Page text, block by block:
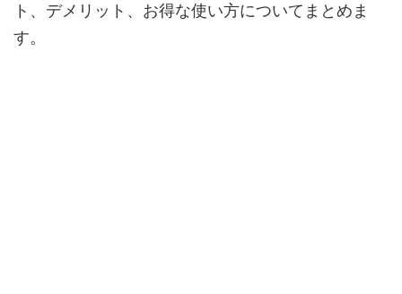
ト、デメリット、お得な使い方についてまとめま
す。